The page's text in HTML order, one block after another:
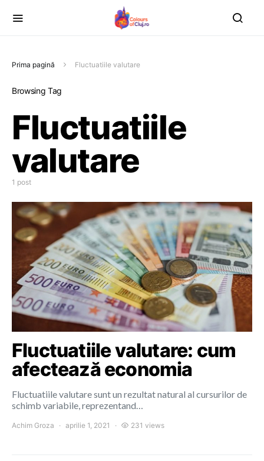
Prima pagină Fluctuatiile valutare
Browsing Tag
Fluctuatiile
valutare
1 post
Fluctuatiile valutare: cum
afectează economia
Fluctuatiile valutare sunt un rezultat natural al cursurilor de
schimb variabile, reprezentand…
Achim Groza aprilie 1, 2021 231 views